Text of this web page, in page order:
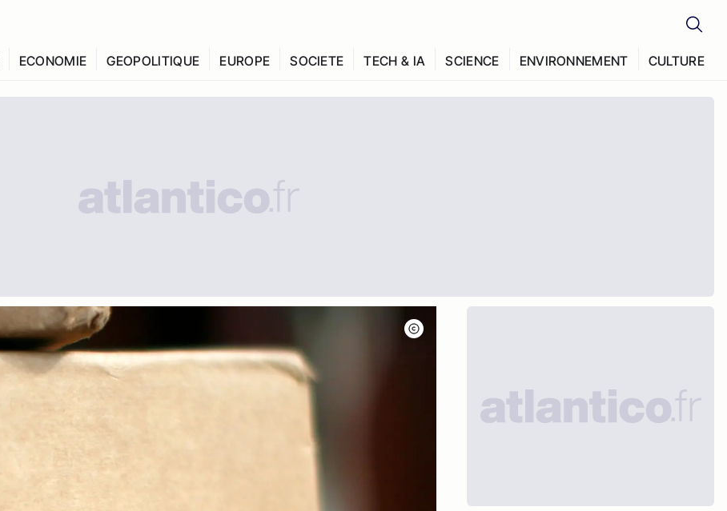
ECONOMIE GEOPOLITIQUE EUROPE SOCIETE TECH & IA SCIENCE ENVIRONNEMENT CULTURE